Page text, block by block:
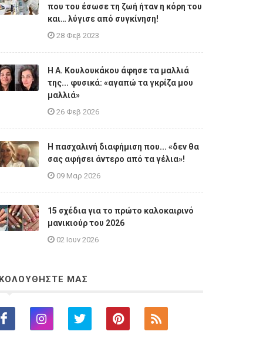
που του έσωσε τη ζωή ήταν η κόρη του
και… λύγισε από συγκίνηση!
28 Φεβ 2023
Η A. Κουλουκάκου άφησε τα μαλλιά
της... φυσικά: «αγαπώ τα γκρίζα μου
μαλλιά»
26 Φεβ 2026
Η πασχαλινή διαφήμιση που... «δεν θα
σας αφήσει άντερο από τα γέλια»!
09 Μαρ 2026
15 σχέδια για το πρώτο καλοκαιρινό
μανικιούρ του 2026
02 Ιουν 2026
ΜΑΣ